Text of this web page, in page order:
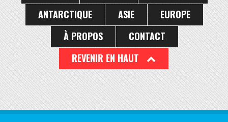
ANTARCTIQUE
ASIE
EUROPE
À PROPOS
CONTACT
REVENIR EN HAUT